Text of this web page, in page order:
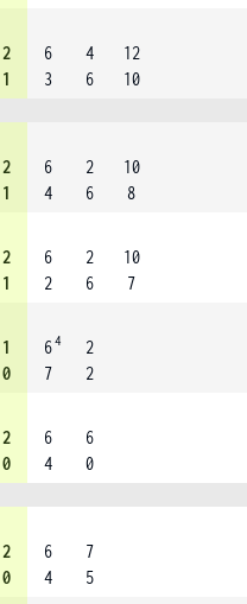
2
1
6
3
4
6
12
10
2
1
6
4
2
6
10
8
2
1
6
2
2
6
10
7
1
0
64
7
2
2
2
0
6
4
6
0
2
0
6
4
7
5